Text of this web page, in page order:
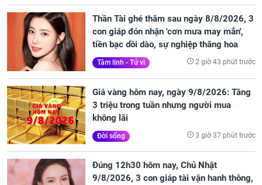
Thần Tài ghé thăm sau ngày 8/8/2026, 3
con giáp đón nhận 'cơn mưa may mắn',
tiền bạc dồi dào, sự nghiệp thăng hoa
Tâm linh - Tử vi 2 giờ 43 phút trước
Giá vàng hôm nay, ngày 9/8/2026: Tăng
3 triệu trong tuần nhưng người mua
không lãi
Đời sống 3 giờ 37 phút trước
Đúng 12h30 hôm nay, Chủ Nhật
9/8/2026, 3 con giáp tài vận hanh thông,